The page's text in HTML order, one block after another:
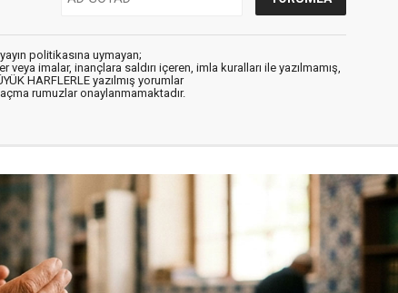
politikasına uymayan;
imalar, inançlara saldırı içeren, imla kuralları ile yazılmamış,
HARFLERLE yazılmış yorumlar
rumuzlar onaylanmamaktadır.